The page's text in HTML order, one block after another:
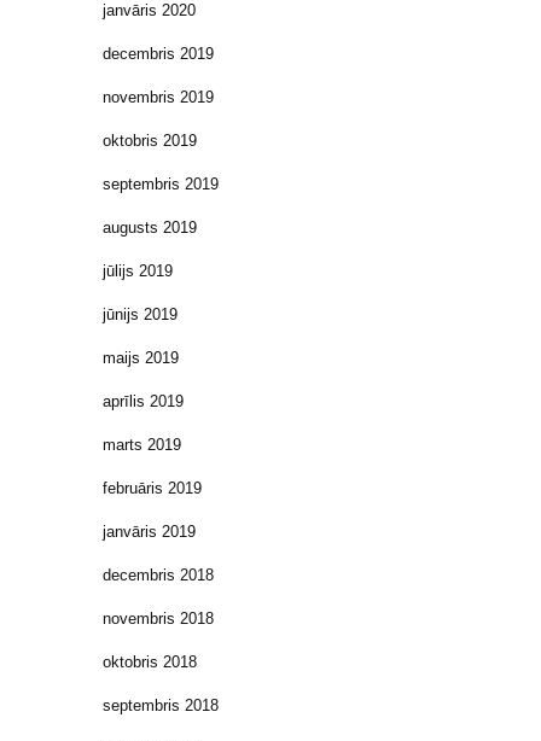
janvāris 2020
decembris 2019
novembris 2019
oktobris 2019
septembris 2019
augusts 2019
jūlijs 2019
jūnijs 2019
maijs 2019
aprīlis 2019
marts 2019
februāris 2019
janvāris 2019
decembris 2018
novembris 2018
oktobris 2018
septembris 2018